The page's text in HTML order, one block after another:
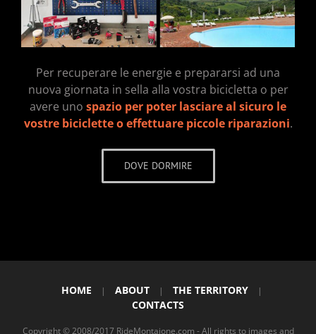
Per recuperare le energie e prepararsi ad una
nuova giornata in sella alla vostra bicicletta o per
avere uno spazio per poter lasciare al sicuro le
vostre biciclette o effettuare piccole riparazioni.
DOVE DORMIRE
HOME | ABOUT | THE TERRITORY |
CONTACTS
Copyright © 2008/2017 RideMontaione.com - All rights to images and